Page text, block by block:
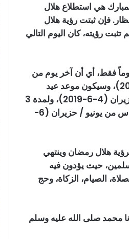
هي استطلاع هلال
المنظار. فإن ثبتت رؤية هلال
رؤيته، كان اليوم التالي
الحسابات الفلكية إلى أن شهر رمضان 2019 سيكون 29 يوماً فقط، أي أن آخر يوم من
أيام رمضان سيكون الإثنين، الثالث من يونيو / حزيران (3-6-2019)، وسيكون موعد عيد
الفطر 2019 وأول أيام شوال هو يوم الثلاثاء، الرابع من يونيو / حزيران (4-6-2019)، ولمدة 3
أيام، حيث سيكون آخر أيام عيد الفطر 2019 يوم الخميس، السادس من يونيو / حزيران (6-
هلال رمضان وينتهي
حيث يؤدون فيه
الصيام، الزكاة، وحج
محمد صلى الله عليه وسلم